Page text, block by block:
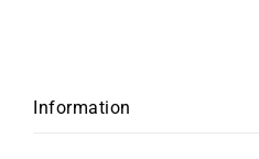
Information